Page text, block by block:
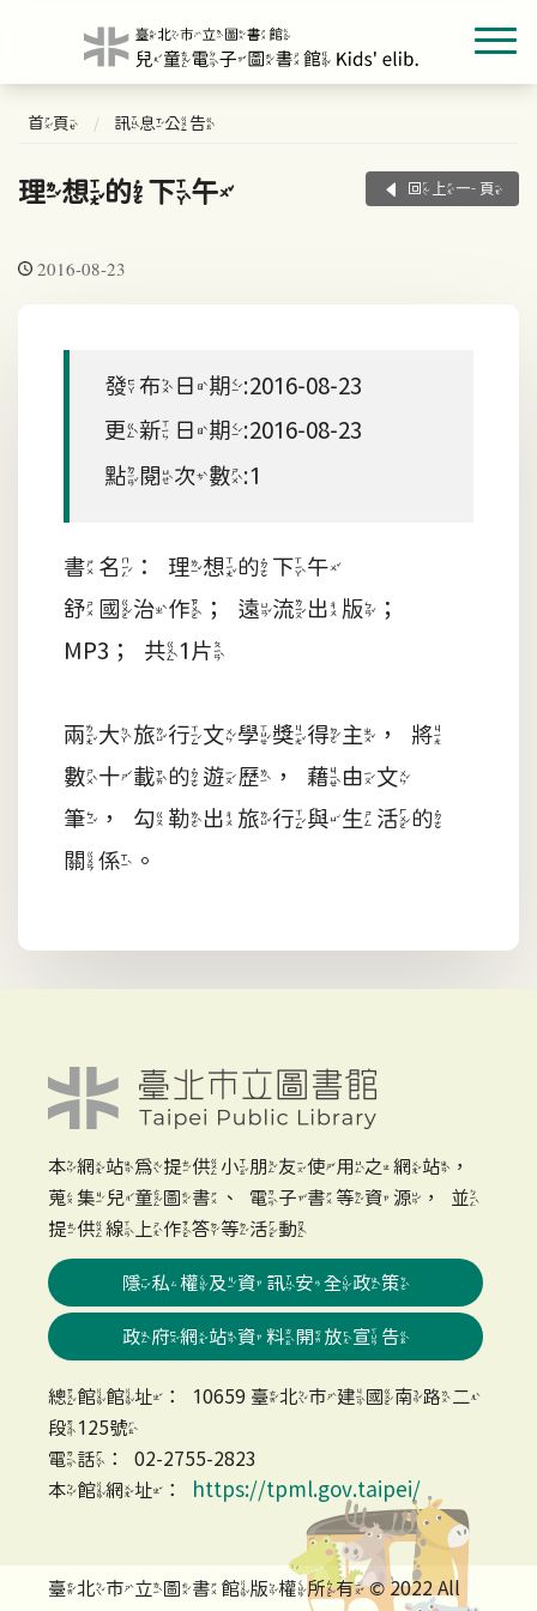
首頁 訊息公告
理想的下午 回上一頁
2016-08-23
發布日期:2016-08-23
更新日期:2016-08-23
點閱次數:1
書名：理想的下午
舒國治作；遠流出版；
MP3；共1片
兩大旅行文學獎得主，將
數十載的遊歷，藉由文
筆，勾勒出旅行與生活的
關係。
本網站為提供小朋友使用之網站，
蒐集兒童圖書、電子書等資源，並
提供線上作答等活動
隱私權及資訊安全政策
政府網站資料開放宣告
總館館址：10659 臺北市建國南路二
段125號
電話：02-2755-2823
本館網址：
https://tpml.gov.taipei/
臺北市立圖書館版權所有 © 2022 All